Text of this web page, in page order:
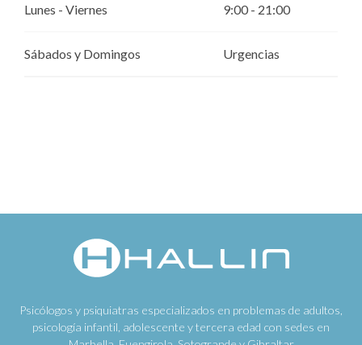
Lunes - Viernes 9:00 - 21:00
Sábados y Domingos Urgencias
Psicólogos y psiquiatras especializados en problemas de adultos,
psicología infantil, adolescente y tercera edad con sedes en